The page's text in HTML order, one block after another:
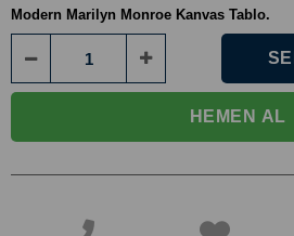
Modern Marilyn Monroe Kanvas Tablo.